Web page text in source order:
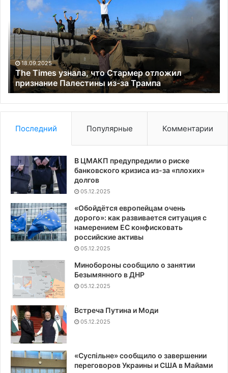
узнала,
Стармер
отложил
признание
Палестины
из-
за
Трампа
18.09.2025
The Times узнала, что Стармер отложил
признание Палестины из-за Трампа
Последний Популярные Комментарии
В ЦМАКП предупредили о риске
банковского кризиса из-за «плохих»
долгов
05.12.2025
«Обойдётся европейцам очень
дорого»: как развивается ситуация с
намерением ЕС конфисковать
российские активы
05.12.2025
Минобороны сообщило о занятии
Безымянного в ДНР
05.12.2025
Встреча Путина и Моди
05.12.2025
«Суспiльне» сообщило о завершении
переговоров Украины и США в Майами